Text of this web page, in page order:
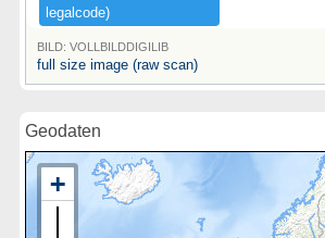
legalcode)​
BILD: VOLLBILDDIGILIB
full size image (raw scan)
Geodaten